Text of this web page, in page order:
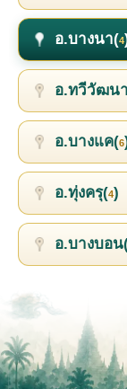
อ.บางนา(4
อ.ทวีวัฒน
อ.บางแค(6
อ.ทุ่งครุ(4)
อ.บางบอน